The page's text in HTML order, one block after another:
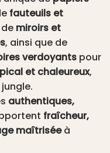
fauteuils et
miroirs et
, ainsi que de
verdoyants pour
et chaleureux,
authentiques,
fraîcheur,
maîtriséeà